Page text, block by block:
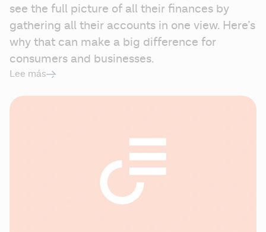
see the full picture of all their finances by
gathering all their accounts in one view. Here’s
why that can make a big difference for
consumers and businesses.
Lee más